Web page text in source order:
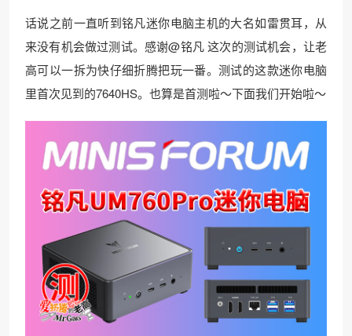
话说之前一直听到铭凡迷你电脑主机的大名如雷贯耳，从
来没有机会做过测试。感谢@铭凡 这次的测试机会，让老
高可以一拆为快仔细折腾把玩一番。测试的这款迷你电脑
里首次见到的7640HS。也算是首测啦～下面我们开始啦～